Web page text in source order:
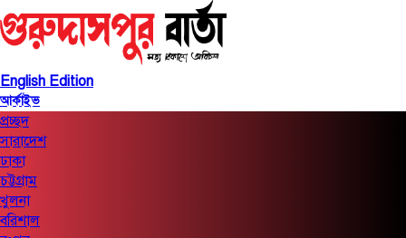
English Edition
আর্কাইভ
প্রচ্ছদ
সারাদেশ
ঢাকা
চট্টগ্রাম
খুলনা
বরিশাল